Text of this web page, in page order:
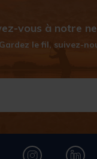
vous à notre
Gardez le fil, suivez-